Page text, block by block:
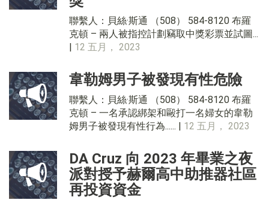
聯繫人：貝絲·斯通 （508） 584-8120 布羅
克頓 – 兩人被指控計劃竊取中獎彩票並試圖...
| 12 五月， 2023
韋勒姆男子被發現有性危險
聯繫人：貝絲·斯通 （508） 584-8120 布羅
克頓 – 一名承認綁架和毆打一名婦女的韋勒
姆男子被發現有性行為...... | 12 五月， 2023
DA Cruz 向 2023 年畢業之夜
派對授予赫爾高中助推器社區
再投資資金